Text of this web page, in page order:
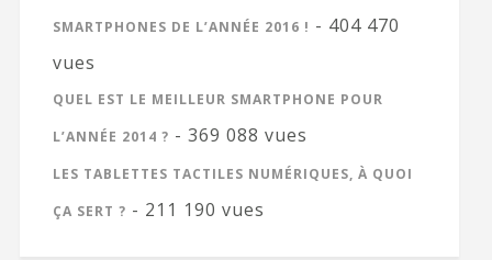
SMARTPHONES DE L’ANNÉE 2016 ! - 404 470
vues
QUEL EST LE MEILLEUR SMARTPHONE POUR
L’ANNÉE 2014 ? - 369 088 vues
LES TABLETTES TACTILES NUMÉRIQUES, À QUOI
ÇA SERT ? - 211 190 vues